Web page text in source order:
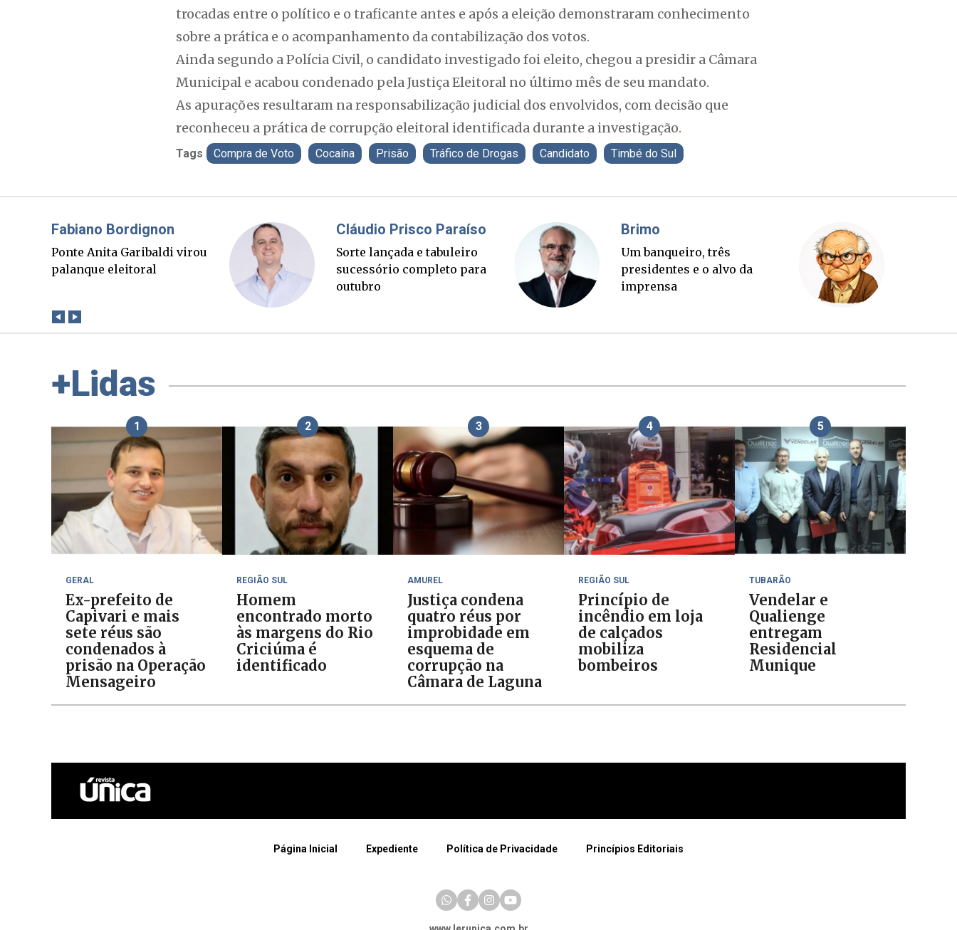
trocadas entre o político e o traficante antes e após a eleição demonstraram conhecimento
sobre a prática e o acompanhamento da contabilização dos votos.
Ainda segundo a Polícia Civil, o candidato investigado foi eleito, chegou a presidir a Câmara
Municipal e acabou condenado pela Justiça Eleitoral no último mês de seu mandato.
As apurações resultaram na responsabilização judicial dos envolvidos, com decisão que
reconheceu a prática de corrupção eleitoral identificada durante a investigação.
Tags Compra de Voto Cocaína Prisão Tráfico de Drogas Candidato Timbé do Sul
Misael Elias
O Boato corre mais rápido
que a verdade. Mas quem
Fabiano Bordignon
Ponte Anita Garibaldi virou
palanque eleitoral
Cláudio Prisco Paraíso
Sorte lançada e tabuleiro
sucessório completo para
outubro
+Lidas
1
GERAL
Ex-prefeito de
Capivari e mais
sete réus são
condenados à
prisão na Operação
Mensageiro
2
REGIÃO SUL
Homem
encontrado morto
às margens do Rio
Criciúma é
identificado
3
AMUREL
Justiça condena
quatro réus por
improbidade em
esquema de
corrupção na
Câmara de Laguna
4
REGIÃO SUL
Princípio de
incêndio em loja
de calçados
mobiliza
bombeiros
5
TUBARÃO
Vendelar e
Qualienge
entregam
Residencial
Munique
Página Inicial Expediente Política de Privacidade Princípios Editoriais